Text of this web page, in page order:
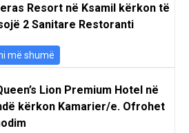
Resort në Ksamil kërkon të
2 Sanitare Restoranti
më shumë
Lion Premium Hotel në
kërkon Kamarier/e. Ofrohet